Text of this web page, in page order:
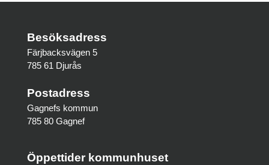
Besöksadress
Färjbacksvägen 5
785 61 Djurås
Postadress
Gagnefs kommun
785 80 Gagnef
Öppettider kommunhuset